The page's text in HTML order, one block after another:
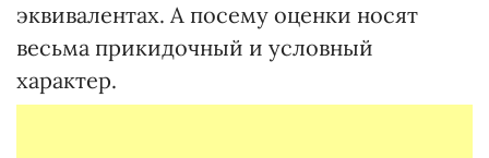
эквивалентах. А посему оценки носят
весьма прикидочный и условный
характер.